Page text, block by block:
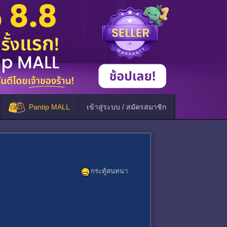
Pantip MALL เข้าสู่ระบบ / สมัครสมาชิก
กระทู้สนทนา